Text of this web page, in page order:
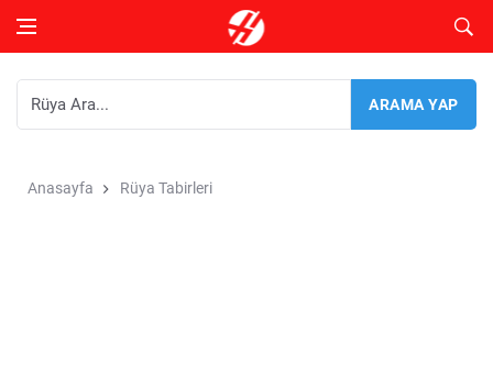
Anasayfa Rüya Tabirleri